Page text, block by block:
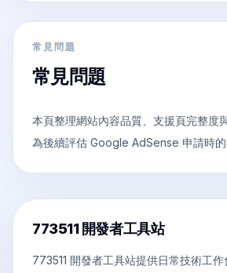
常見問題
常見問題
本頁整理網站內容品質、支援頁完整度
為後續評估 Google AdSense 申請時的
773511 開發者工具站
773511 開發者工具站提供日常技術工